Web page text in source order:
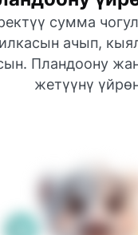
сумма
ачып,
Пландоону
жетүүнү